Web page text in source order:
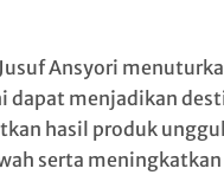
Ansyori
dapat menjadikan
hasil produk
serta